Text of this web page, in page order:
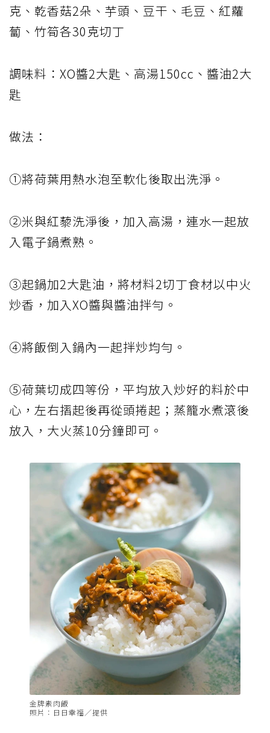
克、乾香菇2朵、芋頭、豆干、毛豆、紅蘿
蔔、竹筍各30克切丁
調味料：XO醬2大匙、高湯150cc、醬油2大
匙
做法：
①將荷葉用熱水泡至軟化後取出洗淨。
②米與紅藜洗淨後，加入高湯，連水一起放
入電子鍋煮熟。
③起鍋加2大匙油，將材料2切丁食材以中火
炒香，加入XO醬與醬油拌勻。
④將飯倒入鍋內一起拌炒均勻。
⑤荷葉切成四等份，平均放入炒好的料於中
心，左右摺起後再從頭捲起；蒸籠水煮滾後
放入，大火蒸10分鐘即可。
金牌素肉飯
照片：日日幸福／提供